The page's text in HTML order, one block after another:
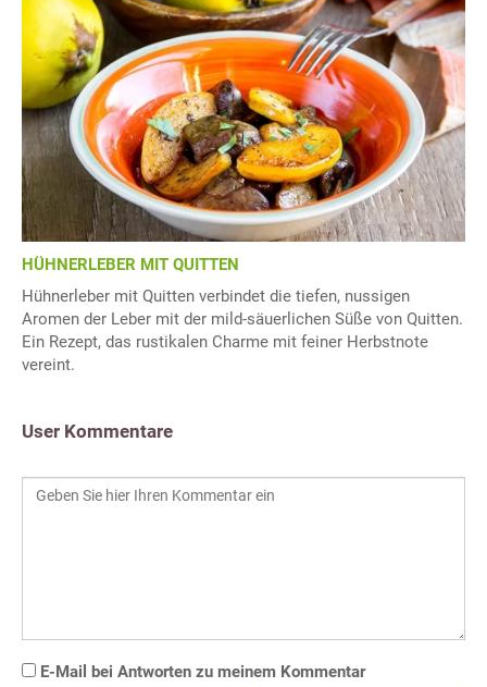
HÜHNERLEBER MIT QUITTEN
Hühnerleber mit Quitten verbindet die tiefen, nussigen
Aromen der Leber mit der mild-säuerlichen Süße von Quitten.
Ein Rezept, das rustikalen Charme mit feiner Herbstnote
vereint.
User Kommentare
E-Mail bei Antworten zu meinem Kommentar